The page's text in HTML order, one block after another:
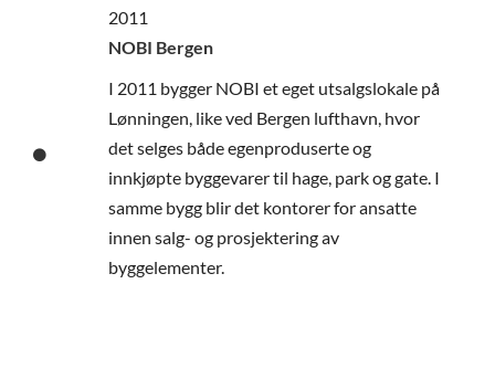
2011
NOBI Bergen
I 2011 bygger NOBI et eget utsalgslokale på
Lønningen, like ved Bergen lufthavn, hvor
det selges både egenproduserte og
innkjøpte byggevarer til hage, park og gate. I
samme bygg blir det kontorer for ansatte
innen salg- og prosjektering av
byggelementer.